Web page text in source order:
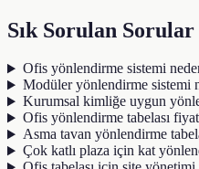
Sık Sorulan Sorular
Ofis yönlendirme sistemi
Modüler yönlendirme sistemi
Kurumsal kimliğe uygun
Ofis yönlendirme tabelası
Asma tavan yönlendirme
Çok katlı plaza için kat